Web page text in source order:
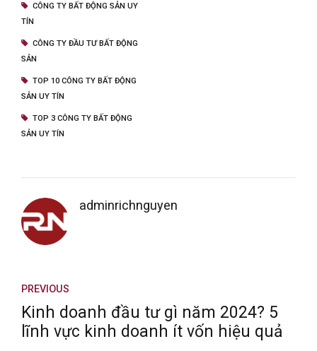
CÔNG TY BẤT ĐỘNG SẢN UY
TÍN
CÔNG TY ĐẦU TƯ BẤT ĐỘNG
SẢN
TOP 10 CÔNG TY BẤT ĐỘNG
SẢN UY TÍN
TOP 3 CÔNG TY BẤT ĐỘNG
SẢN UY TÍN
adminrichnguyen
PREVIOUS
Kinh doanh đầu tư gì năm 2024? 5
lĩnh vực kinh doanh ít vốn hiệu quả